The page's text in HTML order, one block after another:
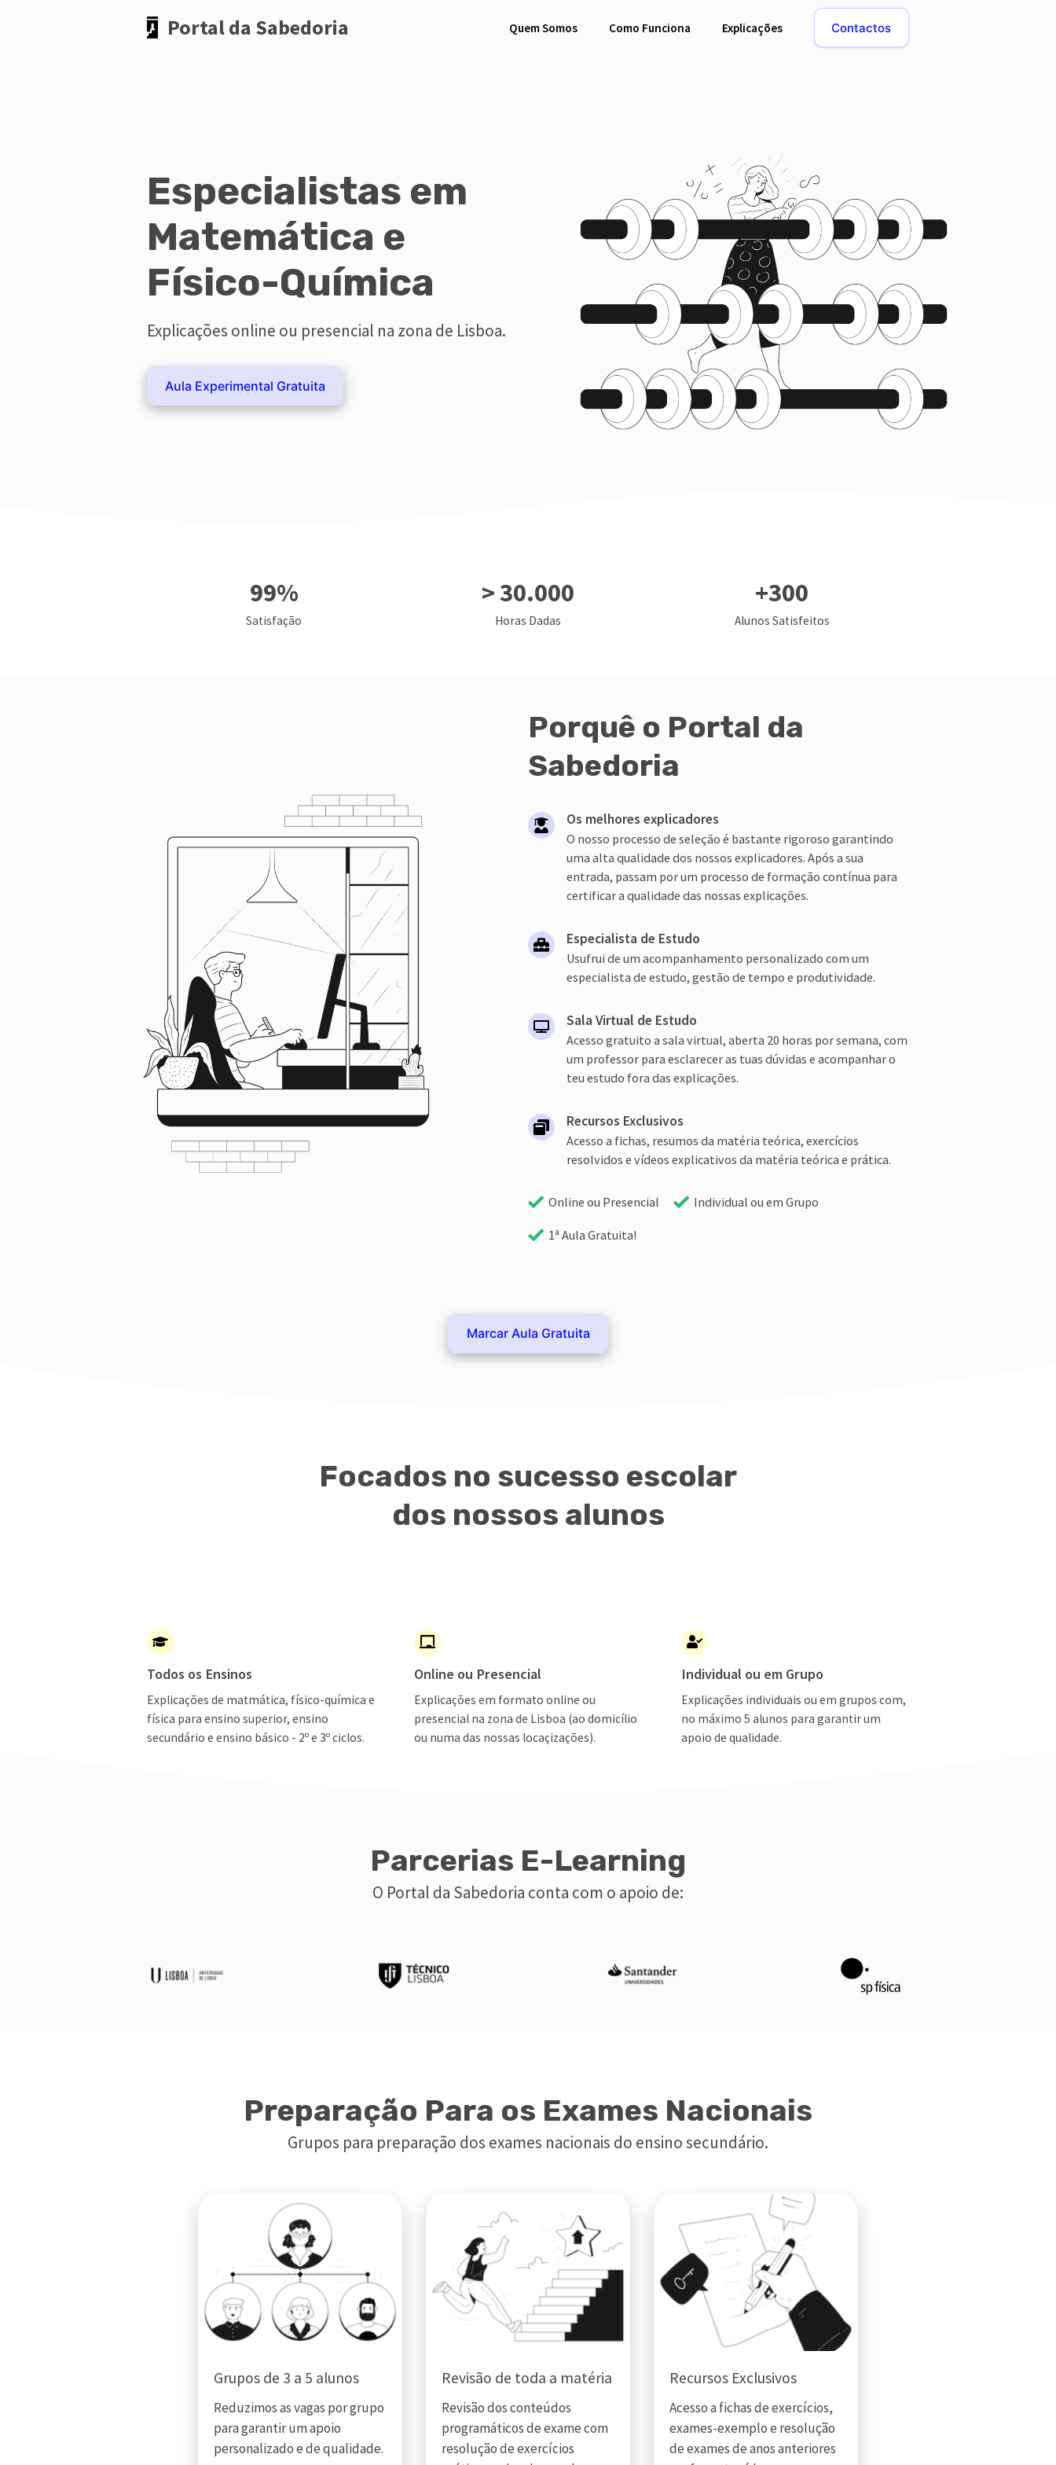
Portal da Sabedoria Quem Somos Como Funciona Explicações Contactos
Especialistas em
Matemática e
Físico-Química
Explicações online ou presencial na zona de Lisboa.
Aula Experimental Gratuita
99%
Satisfação
>30.000
Horas Dadas
+300
Alunos Satisfeitos
Porquê o Portal da
Sabedoria
Os melhores explicadores
O nosso processo de seleção é bastante rigoroso garantindo
uma alta qualidade dos nossos explicadores. Após a sua
entrada, passam por um processo de formação contínua para
certificar a qualidade das nossas explicações.
Especialista de Estudo
Usufrui de um acompanhamento personalizado com um
especialista de estudo, gestão de tempo e produtividade.
Sala Virtual de Estudo
Acesso gratuito a sala virtual, aberta 20 horas por semana, com
um professor para esclarecer as tuas dúvidas e acompanhar o
teu estudo fora das explicações.
Recursos Exclusivos
Acesso a fichas, resumos da matéria teórica, exercícios
resolvidos e vídeos explicativos da matéria teórica e prática.
Online ou Presencial Individual ou em Grupo
1ª Aula Gratuita!
Marcar Aula Gratuita
Focados no sucesso escolar
dos nossos alunos
Todos os Ensinos
Explicações de matmática, físico-química e
física para ensino superior, ensino
secundário e ensino básico - 2º e 3º ciclos.
Online ou Presencial
Explicações em formato online ou
presencial na zona de Lisboa (ao domicílio
ou numa das nossas locaçizações).
Individual ou em Grupo
Explicações individuais ou em grupos com,
no máximo 5 alunos para garantir um
apoio de qualidade.
Parcerias E-Learning
O Portal da Sabedoria conta com o apoio de:
Preparação Para os Exames Nacionais
Grupos para preparação dos exames nacionais do ensino secundário.
Grupos de 3 a 5 alunos
Reduzimos as vagas por grupo
para garantir um apoio
personalizado e de qualidade.
Revisão de toda a matéria
Revisão dos conteúdos
programáticos de exame com
resolução de exercícios
Recursos Exclusivos
Acesso a fichas de exercícios,
exames-exemplo e resolução
de exames de anos anteriores